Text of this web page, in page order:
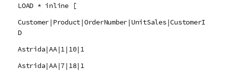
LOAD * inline [
Customer|Product|OrderNumber|UnitSales|CustomerI
D
Astrida|AA|1|10|1
Astrida|AA|7|18|1